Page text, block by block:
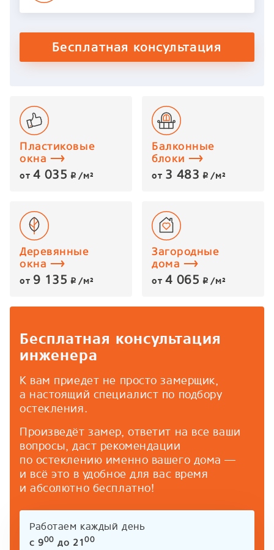
Бесплатная консультация
Пластиковые
окна
от 4 035 p /м²
Балконные
блоки
от 3 483 p /м²
Деревянные
окна
от 9 135 p /м²
Загородные
дома
от 4 065 p /м²
Бесплатная консультация
инженера
К вам приедет не просто замерщик,
а настоящий специалист по подбору
остекления.
Произведёт замер, ответит на все ваши
вопросы, даст рекомендации
по остеклению именно вашего дома —
и всё это в удобное для вас время
и абсолютно бесплатно!
Работаем каждый день
с 900 до 2100